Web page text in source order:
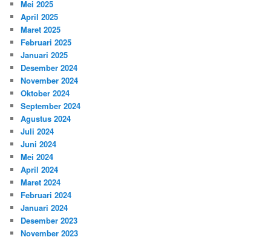
Mei 2025
April 2025
Maret 2025
Februari 2025
Januari 2025
Desember 2024
November 2024
Oktober 2024
September 2024
Agustus 2024
Juli 2024
Juni 2024
Mei 2024
April 2024
Maret 2024
Februari 2024
Januari 2024
Desember 2023
November 2023